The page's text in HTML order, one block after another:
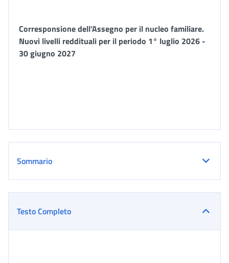
Corresponsione dell’Assegno per il nucleo familiare.
Nuovi livelli reddituali per il periodo 1° luglio 2026 -
30 giugno 2027
Sommario
Testo Completo